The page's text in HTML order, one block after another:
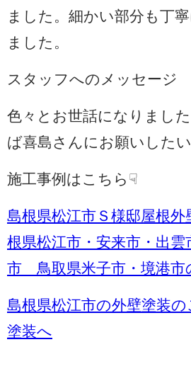
ました。細かい部分も丁
ました。
スタッフへのメッセージ
色々とお世話になりまし
ば喜島さんにお願いした
施工事例はこちら☟
島根県松江市Ｓ様邸屋根外
根県松江市・安来市・出雲
市 鳥取県米子市・境港市
島根県松江市の外壁塗装
塗装へ